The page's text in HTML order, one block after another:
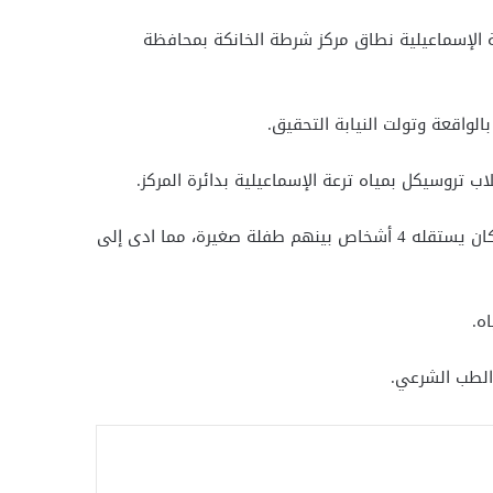
تروسيكل، بمياه ترعة الإسماعيلية نطاق مركز شرطة الخانكة بمحافظة
وتولت النيابة التحقيق.
تروسيكل بمياه ترعة الإسماعيلية بدائرة المركز.
انتقلت على الفور الأجهزة الأمنية وقوات الإنقاذ النهري إلى موقع الحادث، وبالمعاينة والفحص تبين اصطدام سيارة بتروسكيل كان يستقله 4 أشخاص بينهم طفلة صغيرة، مما ادى إلى